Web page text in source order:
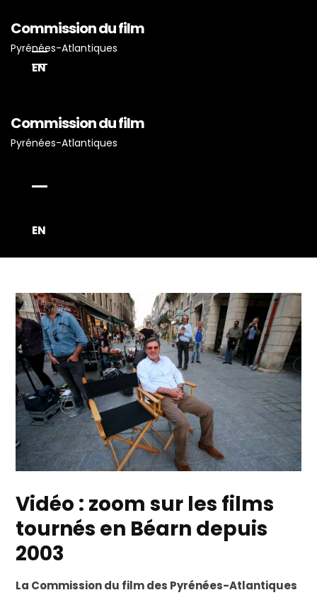
Commission du film
Pyrénées-Atlantiques
EN
Commission du film
Pyrénées-Atlantiques
EN
Accueil
Actualités
Vidéo : zoom sur les films
tournés en Béarn depuis
2003
La Commission du film des Pyrénées-Atlantiques